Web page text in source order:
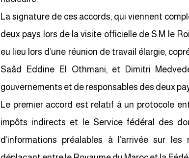
La signature de ces accords, qui viennent
deux pays lors de la visite officielle de S.M le
eu lieu lors d’une réunion de travail élargie,
Saâd Eddine El Othmani, et Dimitri
gouvernements et de responsables des deux
Le premier accord est relatif à un protocole
impôts indirects et le Service fédéral des
d’informations préalables à l’arrivée sur